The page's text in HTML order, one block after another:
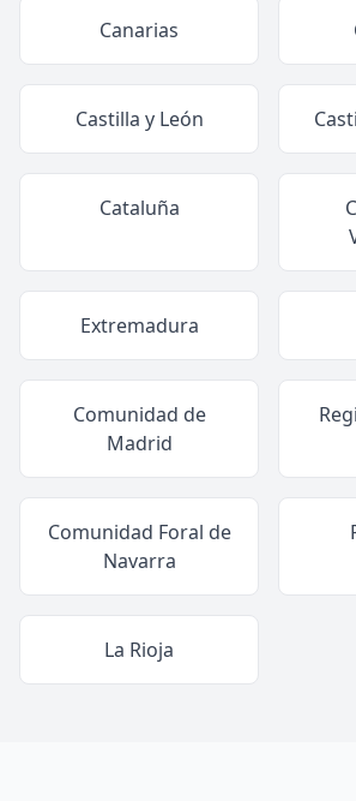
Canarias
Castilla y León
Cataluña
Extremadura
Comunidad de
Madrid
Comunidad Foral de
Navarra
La Rioja